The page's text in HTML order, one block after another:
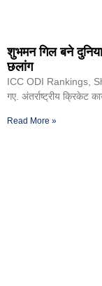
शुभमन गिल बने
छलांग
ICC ODI Rankings,
गए. अंतर्राष्ट्रीय क्रिकेट
Read More »